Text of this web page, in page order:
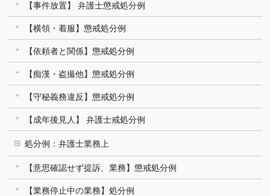
【事件放置】 弁護士懲戒処分例
【横領・着服】懲戒処分例
【依頼者と関係】懲戒処分例
【痴漢・盗撮他】懲戒処分例
【守秘義務違反】懲戒処分例
【成年後見人】 弁護士戒処分例
処分例：弁護士業務上
【意思確認せず提訴、業務】懲戒処分例
【業務停止中の業務】処分例